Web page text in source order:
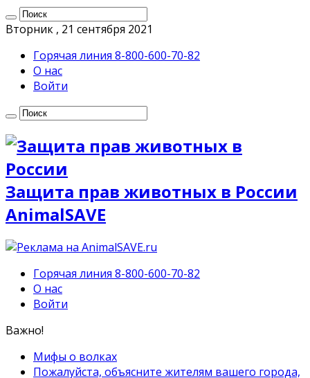
Вторник , 21 сентября 2021
Горячая линия 8-800-600-70-82
О нас
Войти
Защита прав животных в России
AnimalSAVE
Горячая линия 8-800-600-70-82
О нас
Войти
Важно!
Мифы о волках
Пожалуйста, объясните жителям вашего города,